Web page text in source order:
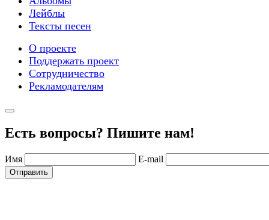
Лейблы
Тексты песен
О проекте
Поддержать проект
Сотрудничество
Рекламодателям
Есть вопросы? Пишите нам!
Имя E-mail